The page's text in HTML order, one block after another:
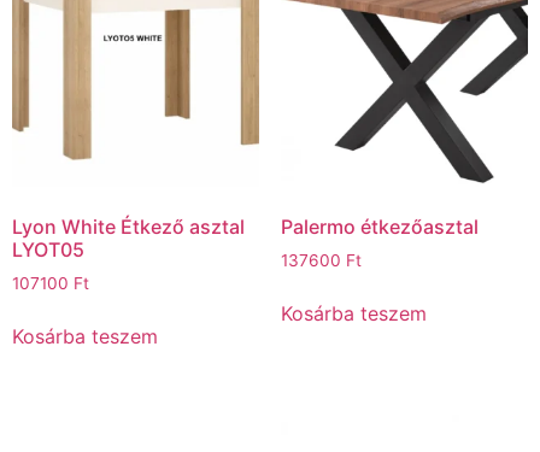
Lyon White Étkező asztal
LYOT05
107100 Ft
Kosárba teszem
Palermo étkezőasztal
137600 Ft
Kosárba teszem